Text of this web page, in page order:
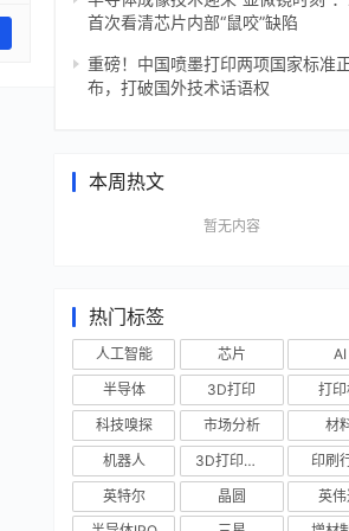
首次看清芯片内部“鼠咬”缺陷
重磅！中国喷墨打印两项国家标准
布，打破国外技术话语权
本周热文
暂无内容
热门标签
人工智能 芯片
AI
半导体
3D打印
打
科技嗅探
市场分析
材
机器人
3D打印技术
印刷
英特尔
晶圆
英